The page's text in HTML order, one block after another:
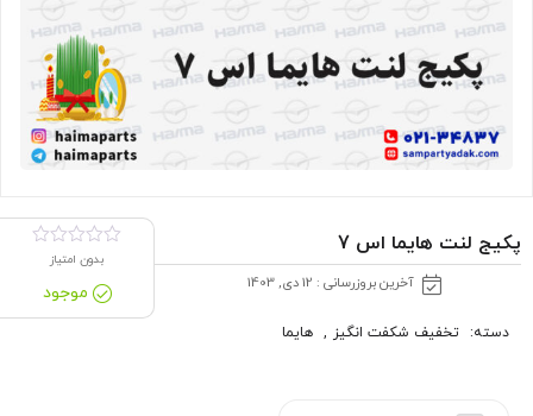
پکیج لنت هایما اس 7
آخرین بروزرسانی : 12 دی, 1403
بدون امتیاز
موجود
دسته: تخفیف شکفت انگیز , هایما